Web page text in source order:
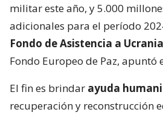
militar este año, y 5.000
adicionales para el período
Fondo de Asistencia a Ucrania
Fondo Europeo de Paz, apuntó
El fin es brindar ayuda
recuperación y reconstrucción